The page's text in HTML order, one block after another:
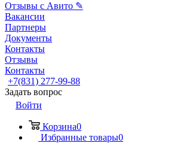
Отзывы с Авито ✎
Вакансии
Партнеры
Документы
Контакты
Отзывы
Контакты
+7(831) 277-99-88
Задать вопрос
Войти
Корзина0
Избранные товары0